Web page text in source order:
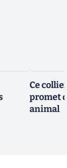
Ce
promet
animal